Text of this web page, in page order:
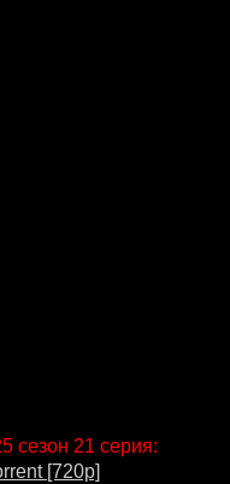
сезон 21 серия:
[720p]